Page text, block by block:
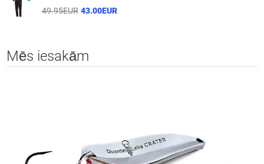
49.95EUR 43.00EUR
Mēs iesakām